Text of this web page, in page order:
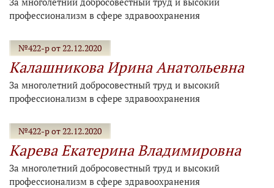
профессионализм в сфере здравоохранения
№422-р от 22.12.2020
Калашникова Ирина Анатольевна
За многолетний добросовестный труд и высокий
профессионализм в сфере здравоохранения
№422-р от 22.12.2020
Карева Екатерина Владимировна
За многолетний добросовестный труд и высокий
профессионализм в сфере здравоохранения